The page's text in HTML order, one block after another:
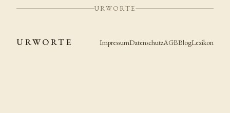
URWORTE
URWORTE ImpressumDatenschutzAGBBlogLexikon